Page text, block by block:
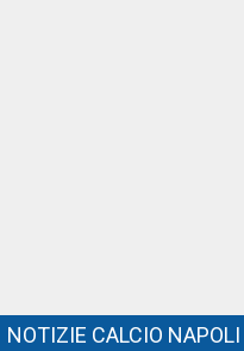
NOTIZIE CALCIO NAPOLI